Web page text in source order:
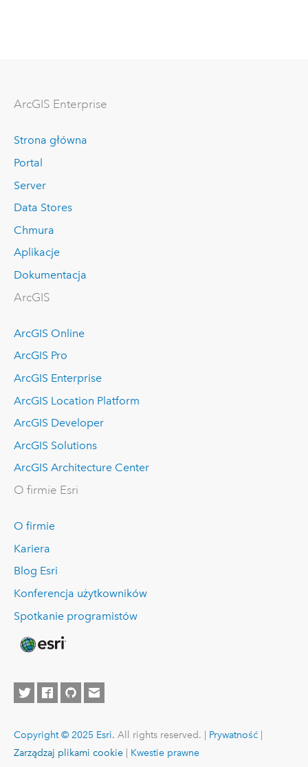
ArcGIS Enterprise
Strona główna
Portal
Server
Data Stores
Chmura
Aplikacje
Dokumentacja
ArcGIS
ArcGIS Online
ArcGIS Pro
ArcGIS Enterprise
ArcGIS Location Platform
ArcGIS Developer
ArcGIS Solutions
ArcGIS Architecture Center
O firmie Esri
O firmie
Kariera
Blog Esri
Konferencja użytkowników
Spotkanie programistów
Copyright © 2025 Esri. All rights reserved. | Prywatność|
Zarządzaj plikami cookie
Kwestie prawne